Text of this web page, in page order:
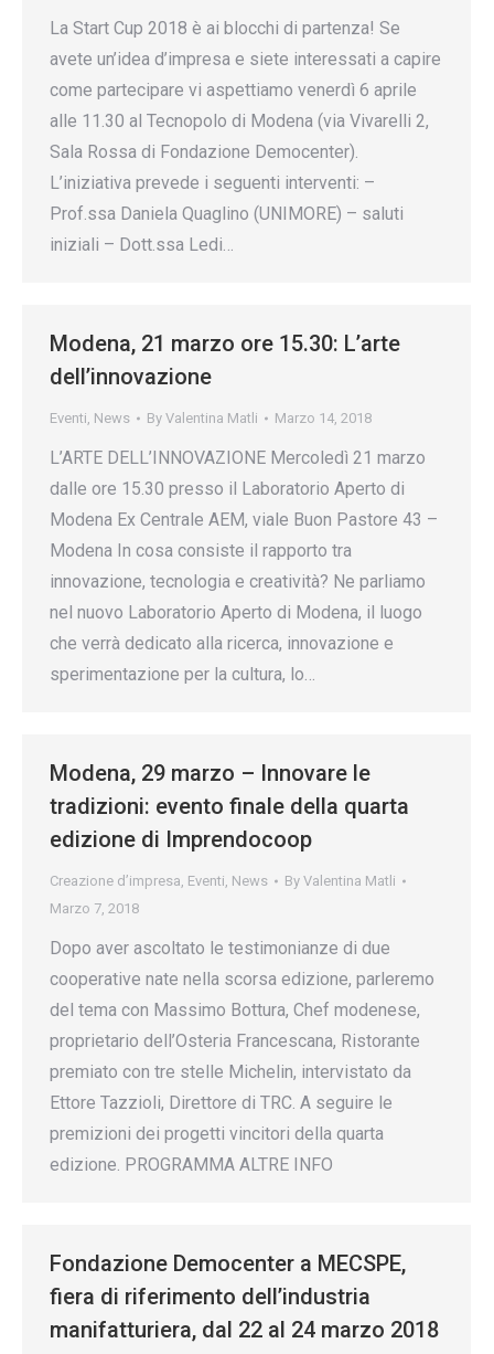
La Start Cup 2018 è ai blocchi di partenza! Se
avete un’idea d’impresa e siete interessati a capire
come partecipare vi aspettiamo venerdì 6 aprile
alle 11.30 al Tecnopolo di Modena (via Vivarelli 2,
Sala Rossa di Fondazione Democenter).
L’iniziativa prevede i seguenti interventi: –
Prof.ssa Daniela Quaglino (UNIMORE) – saluti
iniziali – Dott.ssa Ledi…
Modena, 21 marzo ore 15.30: L’arte
dell’innovazione
Eventi, News By Valentina Matli Marzo 14, 2018
L’ARTE DELL’INNOVAZIONE Mercoledì 21 marzo
dalle ore 15.30 presso il Laboratorio Aperto di
Modena Ex Centrale AEM, viale Buon Pastore 43 –
Modena In cosa consiste il rapporto tra
innovazione, tecnologia e creatività? Ne parliamo
nel nuovo Laboratorio Aperto di Modena, il luogo
che verrà dedicato alla ricerca, innovazione e
sperimentazione per la cultura, lo…
Modena, 29 marzo – Innovare le
tradizioni: evento finale della quarta
edizione di Imprendocoop
Creazione d’impresa, Eventi, News By Valentina Matli
Marzo 7, 2018
Dopo aver ascoltato le testimonianze di due
cooperative nate nella scorsa edizione, parleremo
del tema con Massimo Bottura, Chef modenese,
proprietario dell’Osteria Francescana, Ristorante
premiato con tre stelle Michelin, intervistato da
Ettore Tazzioli, Direttore di TRC. A seguire le
premizioni dei progetti vincitori della quarta
edizione. PROGRAMMA ALTRE INFO
Fondazione Democenter a MECSPE,
fiera di riferimento dell’industria
manifatturiera, dal 22 al 24 marzo 2018